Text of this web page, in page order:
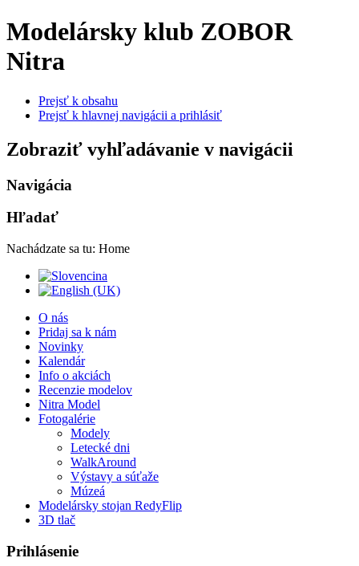
Modelársky klub ZOBOR
Nitra
Prejsť k obsahu
Prejsť k hlavnej navigácii a prihlásiť
Zobraziť vyhľadávanie v navigácii
Navigácia
Hľadať
Nachádzate sa tu: Home
O nás
Pridaj sa k nám
Novinky
Kalendár
Info o akciách
Recenzie modelov
Nitra Model
Fotogalérie
Modely
Letecké dni
WalkAround
Výstavy a súťaže
Múzeá
Modelársky stojan RedyFlip
3D tlač
Prihlásenie